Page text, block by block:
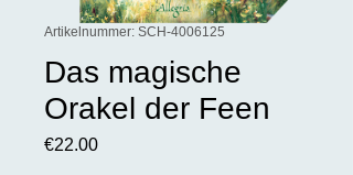
Artikelnummer: SCH-4006125
Das magische
Orakel der Feen
€22.00Preis